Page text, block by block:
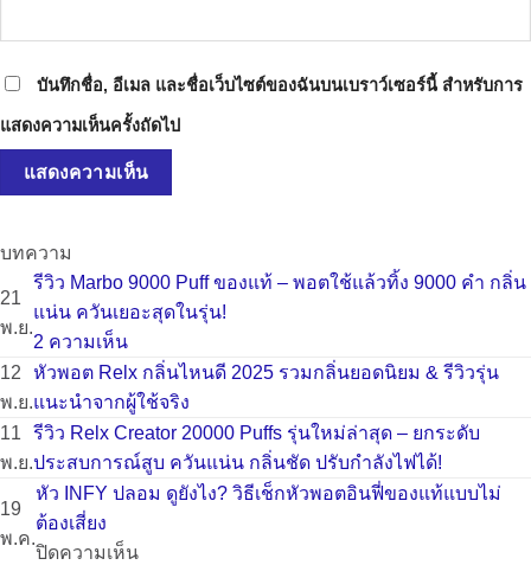
บันทึกชื่อ, อีเมล และชื่อเว็บไซต์ของฉันบนเบราว์เซอร์นี้ สำหรับการ
แสดงความเห็นครั้งถัดไป
บทความ
21
พ.ย.
รีวิว Marbo 9000 Puff ของแท้ – พอตใช้แล้วทิ้ง 9000 คำ กลิ่น
แน่น ควันเยอะสุดในรุ่น!
2 ความเห็นบน
รีวิว
Marbo
9000
Puff
ของ
–
12
พ.ย.
หัวพอต Relx กลิ่นไหนดี 2025 รวมกลิ่นยอดนิยม & รีวิวรุ่น
แนะนำจากผู้ใช้จริง
ไม่มี
ความ
เห็น
บน
หัว
11
พ.ย.
รีวิว Relx Creator 20000 Puffs รุ่นใหม่ล่าสุด – ยกระดับ
ประสบการณ์สูบ ควันแน่น กลิ่นชัด ปรับกำลังไฟได้!
ไม่มี
ความ
เห็น
19
พ.ค.
หัว INFY ปลอม ดูยังไง? วิธีเช็กหัวพอตอินฟี่ของแท้แบบไม่
ต้องเสี่ยง
ปิดความเห็นบน